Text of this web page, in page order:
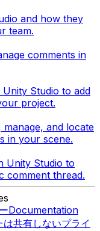
and how they
team.
comments in
Studio to add
project.
and locate
in your scene.
Unity Studio to
comment thread.
Documentation
共有しないプライ